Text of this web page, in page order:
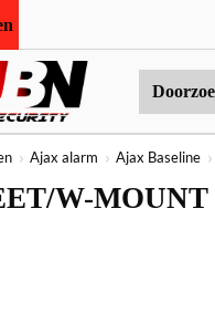
Doorzoek
hele
Ajax alarm Ajax Baseline
W-MOUNT